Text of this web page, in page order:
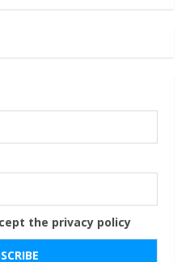
the privacy policy